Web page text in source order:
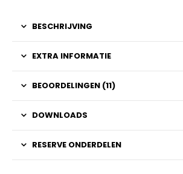
BESCHRIJVING
EXTRA INFORMATIE
BEOORDELINGEN (11)
DOWNLOADS
RESERVE ONDERDELEN